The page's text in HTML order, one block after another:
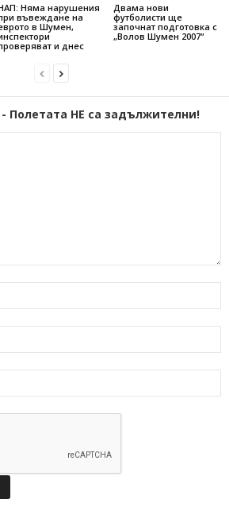
Няма нарушения
въвеждане на
в Шумен,
и днес
Двама нови
футболисти ще
започнат подготовка с
„Волов Шумен 2007“
НЕ са задължителни!